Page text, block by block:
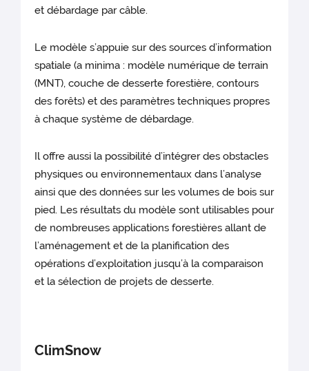
et débardage par câble.
Le modèle s’appuie sur des sources d’information
spatiale (a minima : modèle numérique de terrain
(MNT), couche de desserte forestière, contours
des forêts) et des paramètres techniques propres
à chaque système de débardage.
Il offre aussi la possibilité d’intégrer des obstacles
physiques ou environnementaux dans l’analyse
ainsi que des données sur les volumes de bois sur
pied. Les résultats du modèle sont utilisables pour
de nombreuses applications forestières allant de
l’aménagement et de la planification des
opérations d’exploitation jusqu’à la comparaison
et la sélection de projets de desserte.
ClimSnow